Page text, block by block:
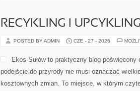
RECYKLING I UPCYKLING
POSTED BY ADMIN CZE - 27 - 2026
Ekos-Sułów to praktyczny blog
podejście do przyrody nie musi oznaczać
kosztownych zmian. To miejsce, w którym